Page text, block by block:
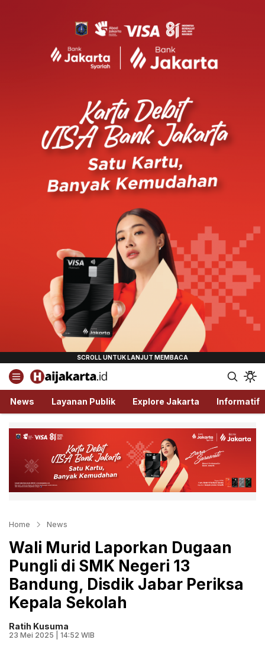
Haijakarta.id
Semua Tentang Jakarta Ada Disini!
News Layanan Publik Explore Jakarta Informatif
Home News
Wali Murid Laporkan Dugaan
Pungli di SMK Negeri 13
Bandung, Disdik Jabar Periksa
Kepala Sekolah
Ratih Kusuma
23 Mei 2025 | 14:52 WIB